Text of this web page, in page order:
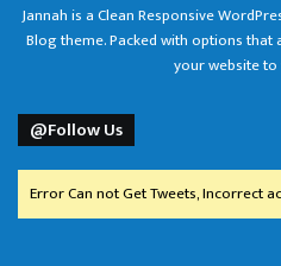
Jannah is a Clean Responsive
Blog theme. Packed with options
your website
@Follow Us
Error Can not Get Tweets, Incorrect